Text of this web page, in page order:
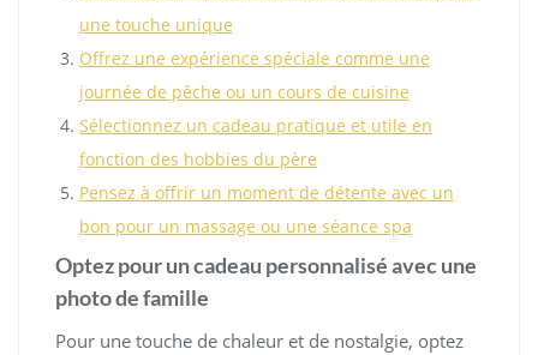
une touche unique
Offrez une expérience spéciale comme une
journée de pêche ou un cours de cuisine
Sélectionnez un cadeau pratique et utile en
fonction des hobbies du père
Pensez à offrir un moment de détente avec un
bon pour un massage ou une séance spa
Optez pour un cadeau personnalisé avec une
photo de famille
Pour une touche de chaleur et de nostalgie, optez